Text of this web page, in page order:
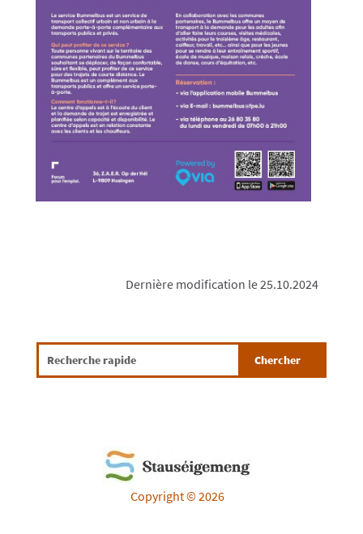
Dernière modification le 25.10.2024
Copyright © 2026